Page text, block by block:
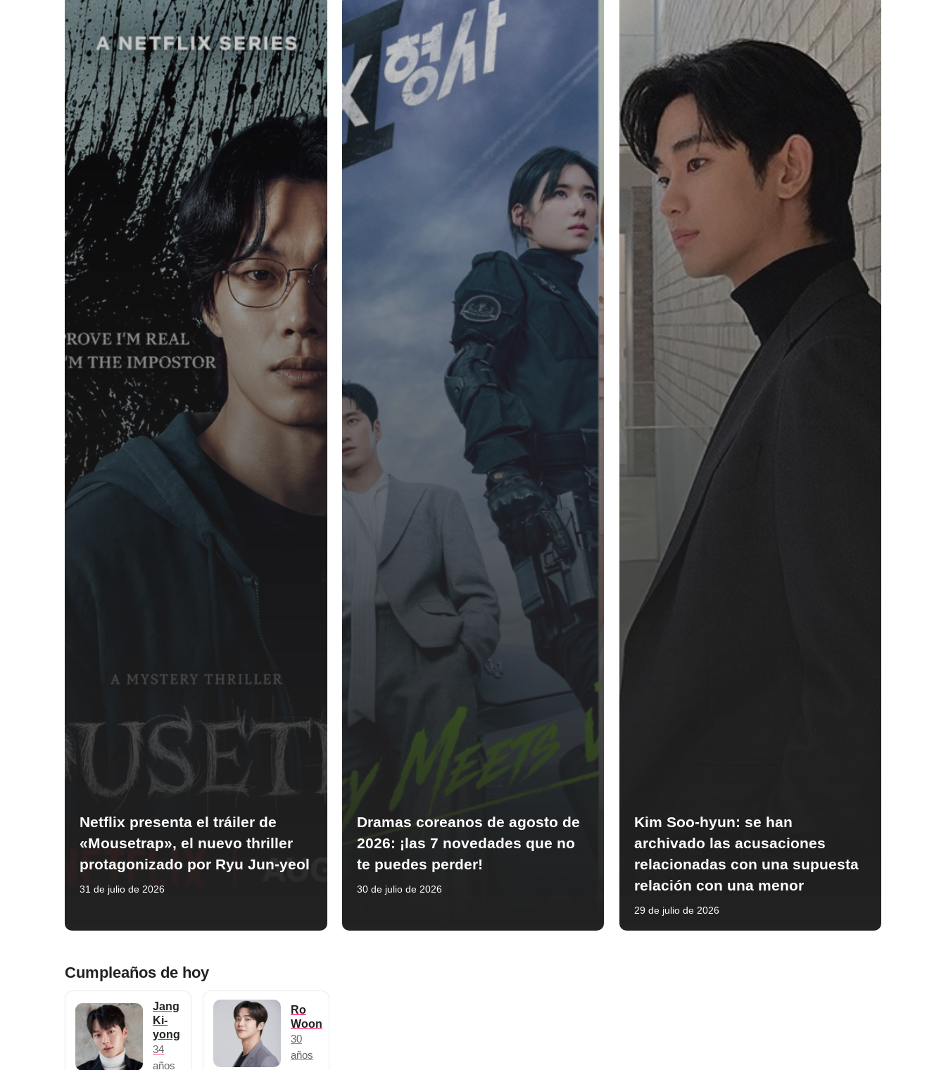
Netflix presenta el tráiler de
«Mousetrap», el nuevo thriller
protagonizado por Ryu Jun-yeol
31 de julio de 2026
Dramas coreanos de agosto de
2026: ¡las 7 novedades que no
te puedes perder!
30 de julio de 2026
Kim Soo-hyun: se han
archivado las acusaciones
relacionadas con una supuesta
relación con una menor
29 de julio de 2026
Cumpleaños de hoy
Jang
Ki-
yong
34
años
Ro
Woon
30
años